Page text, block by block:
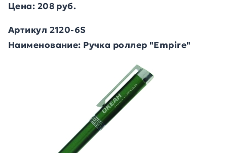
Цена: 208 руб.
Артикул 2120-6S
Наименование: Ручка роллер "Empire"